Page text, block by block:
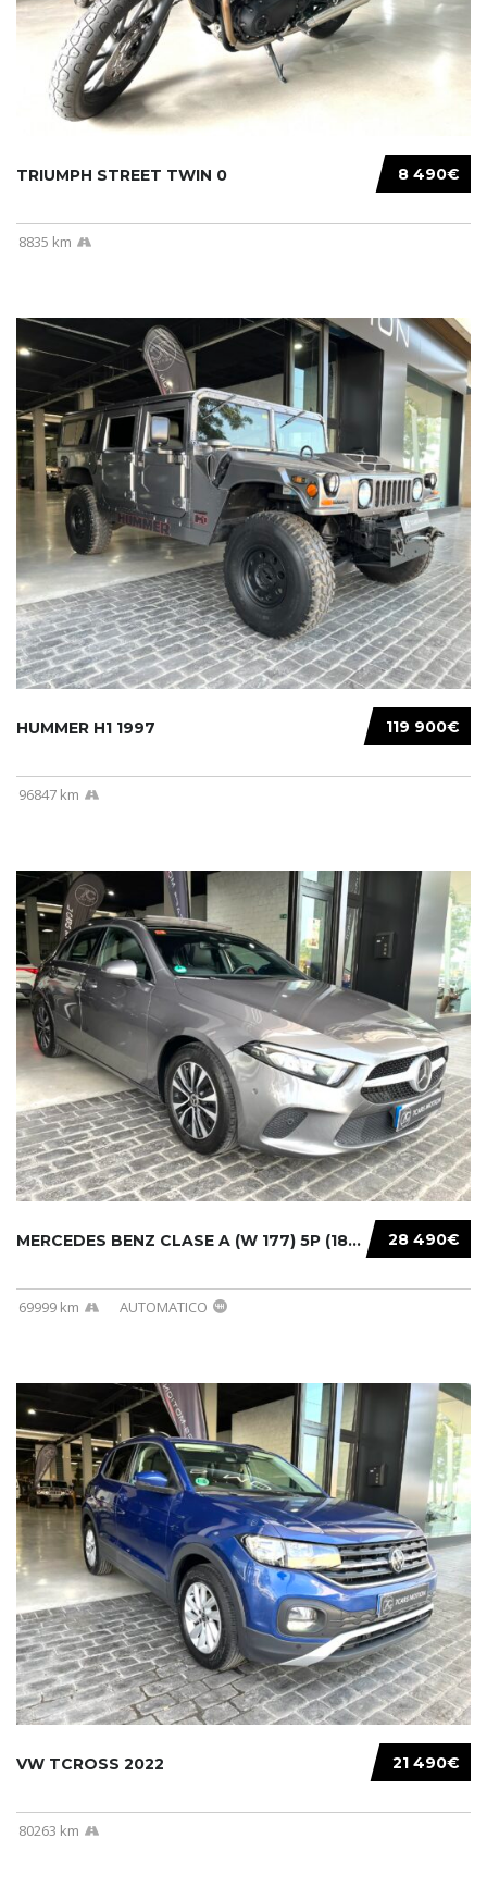
8 490€
TRIUMPH STREET TWIN 0
8835 km
119 900€
HUMMER H1 1997
96847 km
28 490€
MERCEDES BENZ CLASE A (W 177) 5P (18-) 2020....
69999 km AUTOMATICO
21 490€
VW TCROSS 2022
80263 km